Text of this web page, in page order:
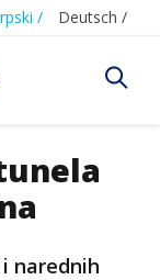
/ Deutsch /
narednih